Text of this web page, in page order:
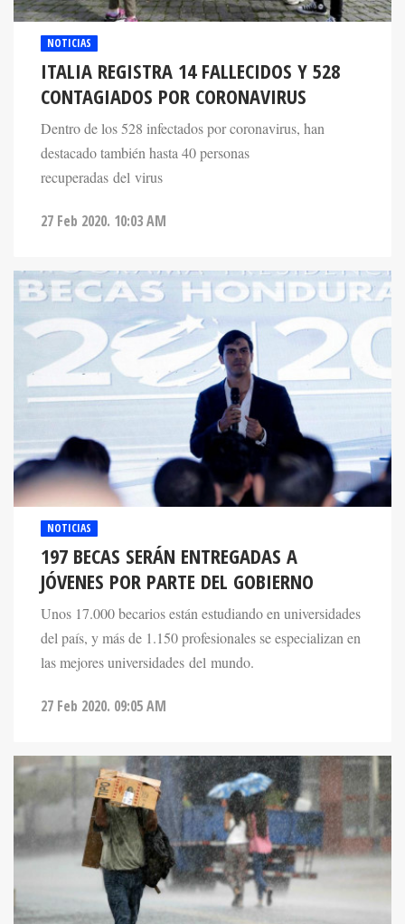
NOTICIAS
ITALIA REGISTRA 14 FALLECIDOS Y 528
CONTAGIADOS POR CORONAVIRUS
Dentro de los 528 infectados por coronavirus, han
destacado también hasta 40 personas
recuperadas del virus
27 Feb 2020. 10:03 AM
NOTICIAS
197 BECAS SERÁN ENTREGADAS A
JÓVENES POR PARTE DEL GOBIERNO
Unos 17.000 becarios están estudiando en universidades
del país, y más de 1.150 profesionales se especializan en
las mejores universidades del mundo.
27 Feb 2020. 09:05 AM